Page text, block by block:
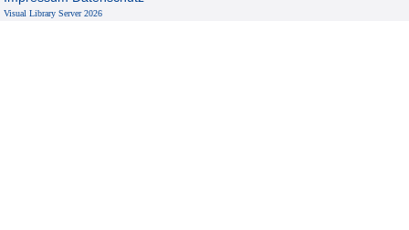
Visual Library Server 2026